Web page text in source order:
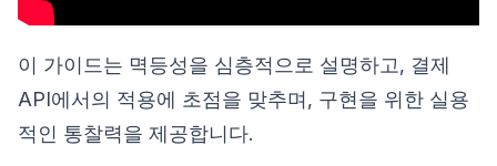
이 가이드는 멱등성을 심층적으로 설명하고, 결제
API에서의 적용에 초점을 맞추며, 구현을 위한 실용
적인 통찰력을 제공합니다.